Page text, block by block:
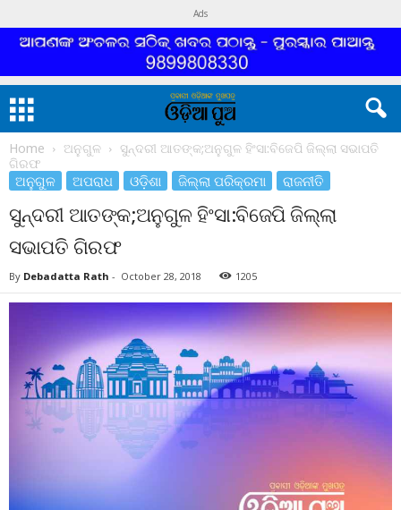
Ads
Home ଅନୁଗୁଳ
ସୁନ୍ଦରୀ ଆତଙ୍କ;ଅନୁଗୁଳ ହିଂସା:ବିଜେପି ଜିଲ୍ଲା ସଭାପତି
ଗିରଫ
ଅନୁଗୁଳ ଅପରାଧ ଓଡ଼ିଶା ଜିଲ୍ଲା ପରିକ୍ରମା ରାଜନୀତି
ସୁନ୍ଦରୀ ଆତଙ୍କ;ଅନୁଗୁଳ ହିଂସା:ବିଜେପି ଜିଲ୍ଲା
ସଭାପତି ଗିରଫ
By Debadatta Rath - October 28, 2018 1205